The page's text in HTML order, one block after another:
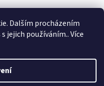
Dalším procházením
jejich používáním.. Více